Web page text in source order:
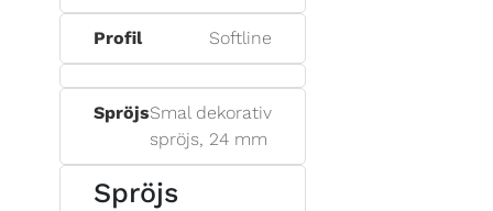
Profil Softline
SpröjsSmal dekorativ
spröjs, 24 mm
Spröjs